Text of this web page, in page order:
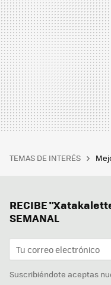
TEMAS DE INTERÉS
RECIBE
SEMANAL
Suscribiéndote aceptas